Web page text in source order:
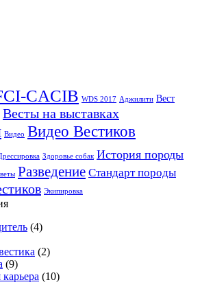
CACIB WDS 2017 Аджилити Вест
Весты на выставках
Видео Видео Вестиков
Здоровье собак История породы
Разведение Стандарт породы
Экипировка
(4)
(2)
(9)
(10)